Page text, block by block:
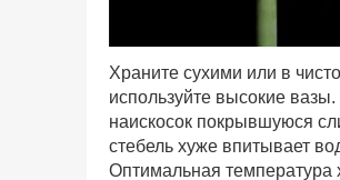
Храните сухими или в
используйте высокие
наискосок покрывшуюся
стебель хуже впитывает
Оптимальная температура